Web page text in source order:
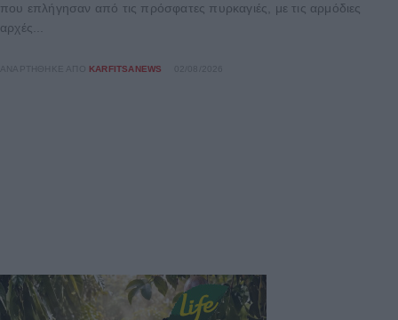
που επλήγησαν από τις πρόσφατες πυρκαγιές, με τις αρμόδιες
αρχές...
ΑΝΑΡΤΉΘΗΚΕ ΑΠΌ KARFITSANEWS